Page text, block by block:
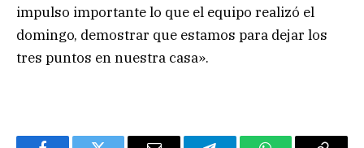
impulso importante lo que el equipo realizó el
domingo, demostrar que estamos para dejar los
tres puntos en nuestra casa».